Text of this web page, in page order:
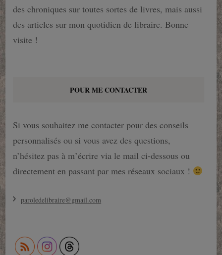
des chroniques sur toutes sortes de livres, mais aussi
des articles sur mon quotidien de libraire. Bonne
visite !
POUR ME CONTACTER
Si vous souhaitez me contacter pour des conseils
personnalisés ou si vous avez des questions,
n’hésitez pas à m’écrire via le mail ci-dessous ou
directement en passant par mes réseaux sociaux !
paroledelibraire@gmail.com